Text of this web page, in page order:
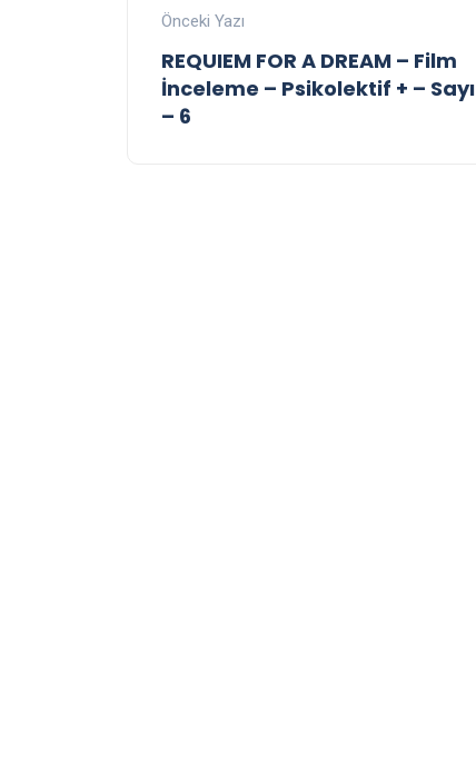
Önceki Yazı
REQUIEM FOR A DREAM – Film
İnceleme – Psikolektif + – Sayı
– 6